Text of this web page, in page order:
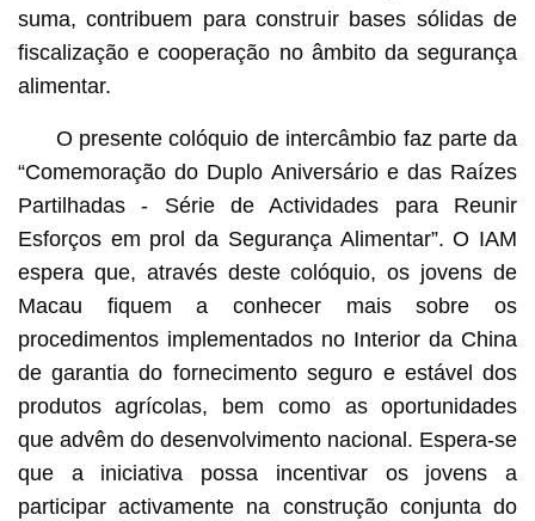
suma, contribuem para construir bases sólidas de
fiscalização e cooperação no âmbito da segurança
alimentar.
O presente colóquio de intercâmbio faz parte da
“Comemoração do Duplo Aniversário e das Raízes
Partilhadas - Série de Actividades para Reunir
Esforços em prol da Segurança Alimentar”. O IAM
espera que, através deste colóquio, os jovens de
Macau fiquem a conhecer mais sobre os
procedimentos implementados no Interior da China
de garantia do fornecimento seguro e estável dos
produtos agrícolas, bem como as oportunidades
que advêm do desenvolvimento nacional. Espera-se
que a iniciativa possa incentivar os jovens a
participar activamente na construção conjunta do